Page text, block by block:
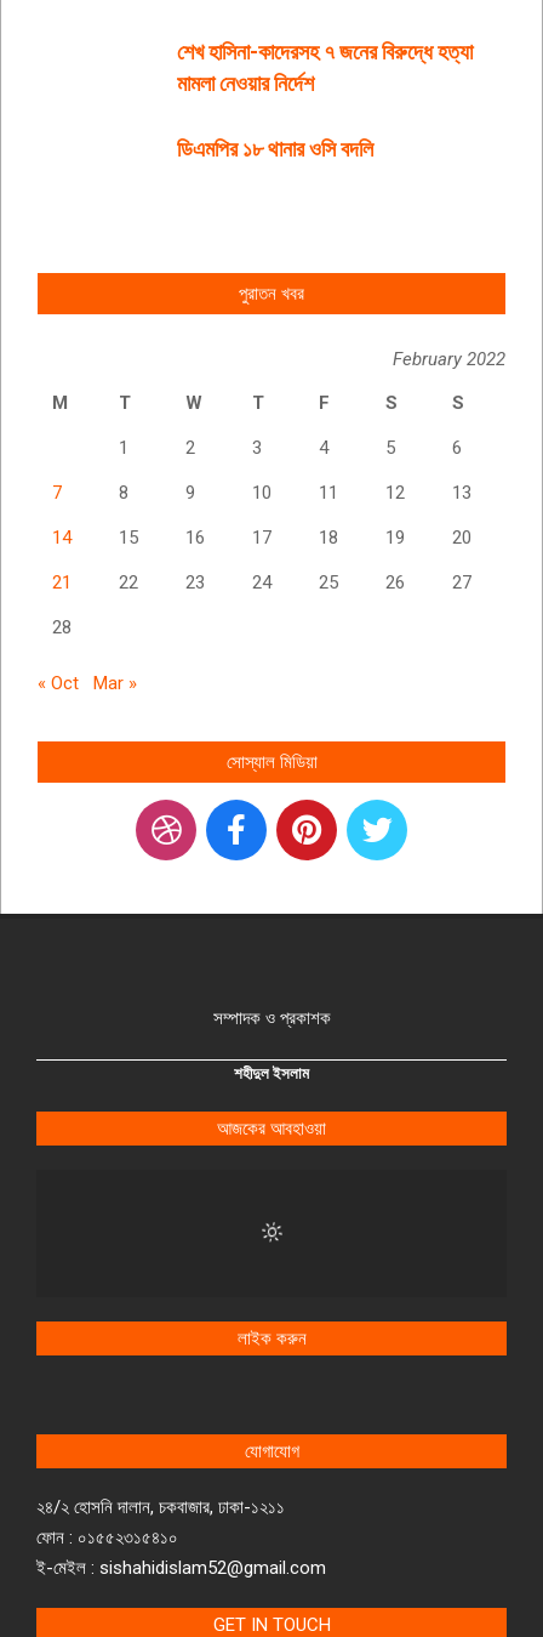
শেখ হাসিনা-কাদেরসহ ৭ জনের বিরুদ্ধে হত্যা
মামলা নেওয়ার নির্দেশ
ডিএমপির ১৮ থানার ওসি বদলি
পুরাতন খবর
February 2022
M
T W T F S S
1 2 3 4 5 6
7 8 9 10 11 12 13
14 15 16 17 18 19 20
21 22 23 24 25 26 27
28
« Oct Mar »
সোস্যাল মিডিয়া
সম্পাদক ও প্রকাশক
শহীদুল ইসলাম
আজকের আবহাওয়া
লাইক করুন
যোগাযোগ
২৪/২ হোসনি দালান, চকবাজার, ঢাকা-১২১১
ফোন : ০১৫৫২৩১৫৪১০
ই-মেইল : sishahidislam52@gmail.com
GET IN TOUCH